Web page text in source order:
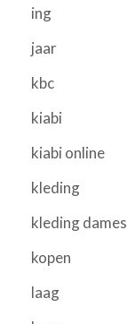
ing
jaar
kbc
kiabi
kiabi online
kleding
kleding dames
kopen
laag